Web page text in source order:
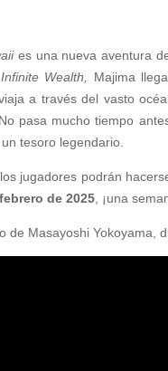
es una nueva aventura
Wealth, Majima
a través del vasto
pasa mucho tiempo
tesoro legendario.
jugadores podrán
de 2025 , ¡una
de Masayoshi